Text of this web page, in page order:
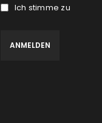
Ich stimme zu